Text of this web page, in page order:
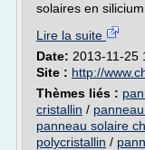
solaires en silicium
Lire la suite
Date: 2013-11-25
Site : http://
Thèmes liés :
cristallin /
panneau solaire
polycristallin /